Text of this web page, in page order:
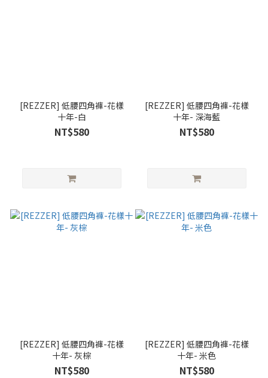
[REZZER] 低腰四角褲-花樣
十年-白
NT$580
[REZZER] 低腰四角褲-花樣
十年- 深海藍
NT$580
[REZZER] 低腰四角褲-花樣
十年- 灰棕
NT$580
[REZZER] 低腰四角褲-花樣
十年- 米色
NT$580